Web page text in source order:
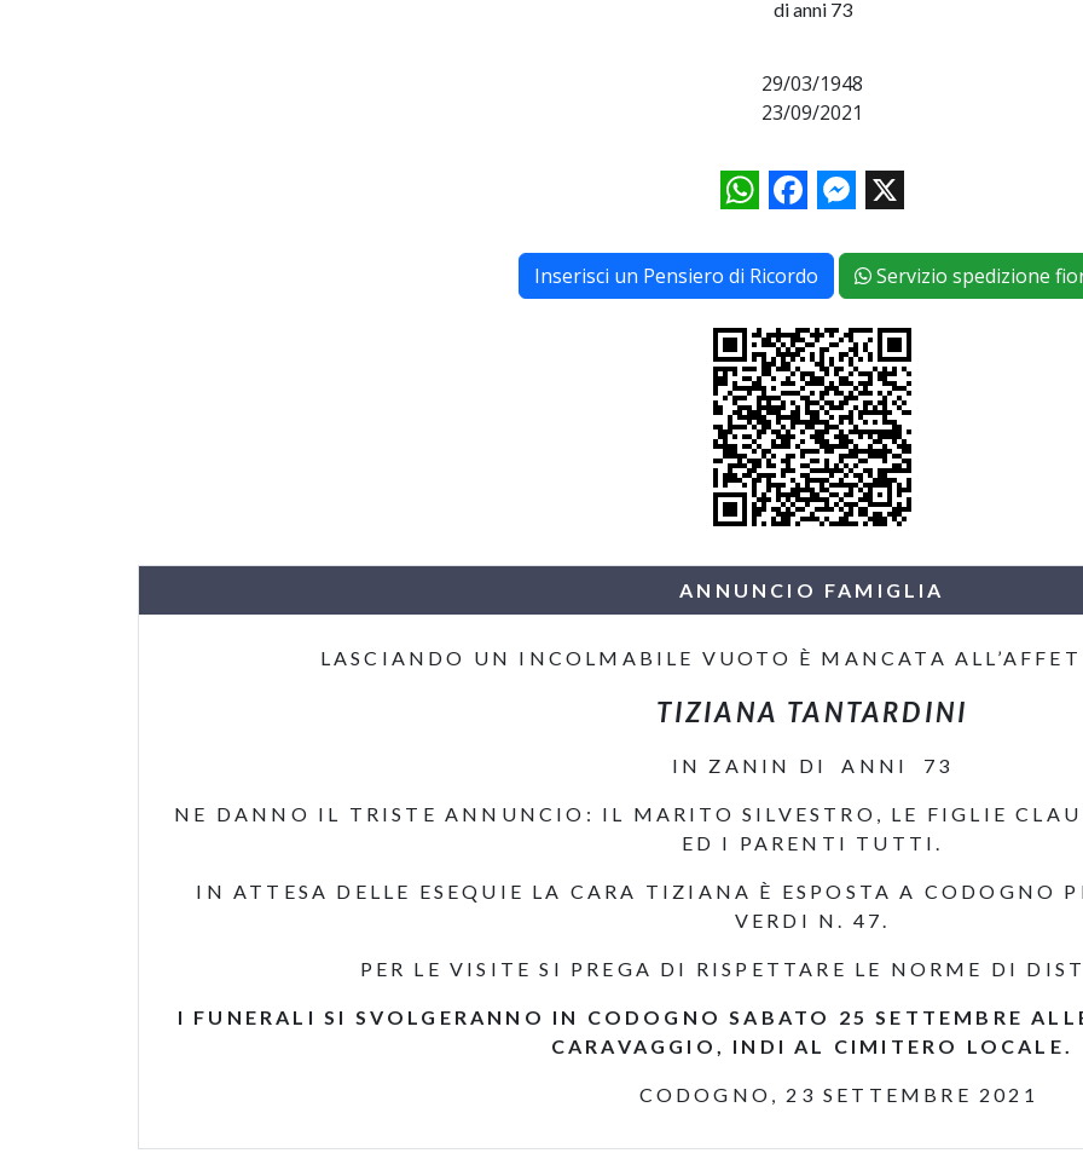
di anni 73
29/03/1948
23/09/2021
WhatsAppFacebookMessenger
X
Inserisci un Pensiero di Ricordo Servizio spedizione
ANNUNCIO FAMIGLIA
LASCIANDO UN INCOLMABILE VUOTO È MANCATA
TIZIANA TANTARDINI
IN ZANIN DI ANNI 73
NE DANNO IL TRISTE ANNUNCIO: IL MARITO SILVESTRO, LE FIGLIE
ED I PARENTI TUTTI.
IN ATTESA DELLE ESEQUIE LA CARA TIZIANA È ESPOSTA A CODOGNO
VERDI N. 47.
PER LE VISITE SI PREGA DI RISPETTARE LE NORME DI
I FUNERALI SI SVOLGERANNO IN CODOGNO SABATO 25 SETTEMBRE
CARAVAGGIO, INDI AL CIMITERO LOCALE.
CODOGNO, 23 SETTEMBRE 2021